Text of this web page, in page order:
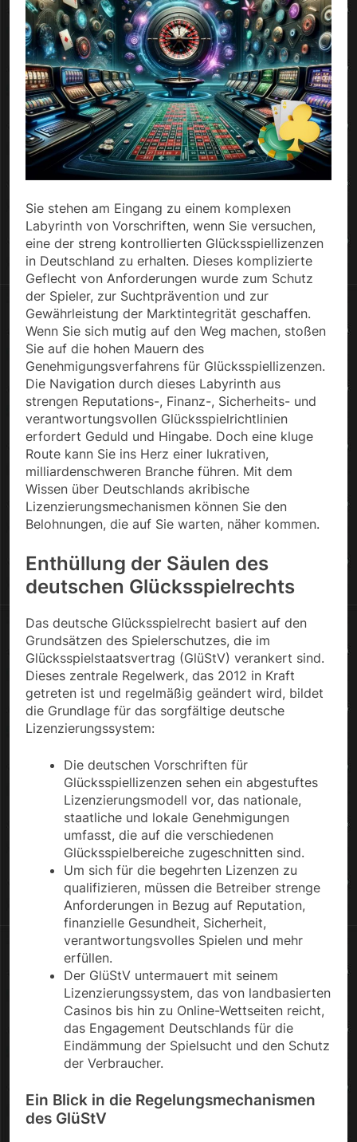
Sie stehen am Eingang zu einem komplexen
Labyrinth von Vorschriften, wenn Sie versuchen,
eine der streng kontrollierten Glücksspiellizenzen
in Deutschland zu erhalten. Dieses komplizierte
Geflecht von Anforderungen wurde zum Schutz
der Spieler, zur Suchtprävention und zur
Gewährleistung der Marktintegrität geschaffen.
Wenn Sie sich mutig auf den Weg machen, stoßen
Sie auf die hohen Mauern des
Genehmigungsverfahrens für Glücksspiellizenzen.
Die Navigation durch dieses Labyrinth aus
strengen Reputations-, Finanz-, Sicherheits- und
verantwortungsvollen Glücksspielrichtlinien
erfordert Geduld und Hingabe. Doch eine kluge
Route kann Sie ins Herz einer lukrativen,
milliardenschweren Branche führen. Mit dem
Wissen über Deutschlands akribische
Lizenzierungsmechanismen können Sie den
Belohnungen, die auf Sie warten, näher kommen.
Enthüllung der Säulen des
deutschen Glücksspielrechts
Das deutsche Glücksspielrecht basiert auf den
Grundsätzen des Spielerschutzes, die im
Glücksspielstaatsvertrag (GlüStV) verankert sind.
Dieses zentrale Regelwerk, das 2012 in Kraft
getreten ist und regelmäßig geändert wird, bildet
die Grundlage für das sorgfältige deutsche
Lizenzierungssystem:
Die deutschen Vorschriften für
Glücksspiellizenzen sehen ein abgestuftes
Lizenzierungsmodell vor, das nationale,
staatliche und lokale Genehmigungen
umfasst, die auf die verschiedenen
Glücksspielbereiche zugeschnitten sind.
Um sich für die begehrten Lizenzen zu
qualifizieren, müssen die Betreiber strenge
Anforderungen in Bezug auf Reputation,
finanzielle Gesundheit, Sicherheit,
verantwortungsvolles Spielen und mehr
erfüllen.
Der GlüStV untermauert mit seinem
Lizenzierungssystem, das von landbasierten
Casinos bis hin zu Online-Wettseiten reicht,
das Engagement Deutschlands für die
Eindämmung der Spielsucht und den Schutz
der Verbraucher.
Ein Blick in die Regelungsmechanismen
des GlüStV